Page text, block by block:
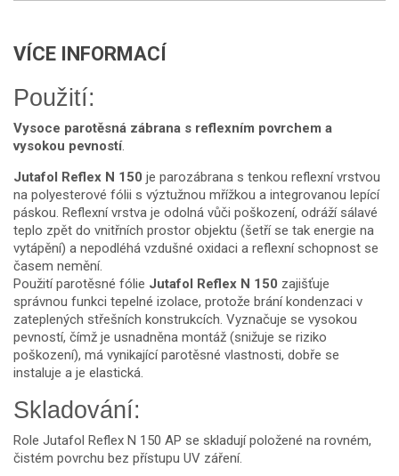
VÍCE INFORMACÍ
Použití:
Vysoce parotěsná zábrana s reflexním povrchem a
vysokou pevností.
Jutafol Reflex N 150 je parozábrana s tenkou reflexní vrstvou
na polyesterové fólii s výztužnou mřížkou a integrovanou lepící
páskou. Reflexní vrstva je odolná vůči poškození, odráží sálavé
teplo zpět do vnitřních prostor objektu (šetří se tak energie na
vytápění) a nepodléhá vzdušné oxidaci a reflexní schopnost se
časem nemění.
Použití parotěsné fólie Jutafol Reflex N 150 zajišťuje
správnou funkci tepelné izolace, protože brání kondenzaci v
zateplených střešních konstrukcích. Vyznačuje se vysokou
pevností, čímž je usnadněna montáž (snižuje se riziko
poškození), má vynikající parotěsné vlastnosti, dobře se
instaluje a je elastická.
Skladování:
Role Jutafol Reflex N 150 AP se skladují položené na rovném,
čistém povrchu bez přístupu UV záření.